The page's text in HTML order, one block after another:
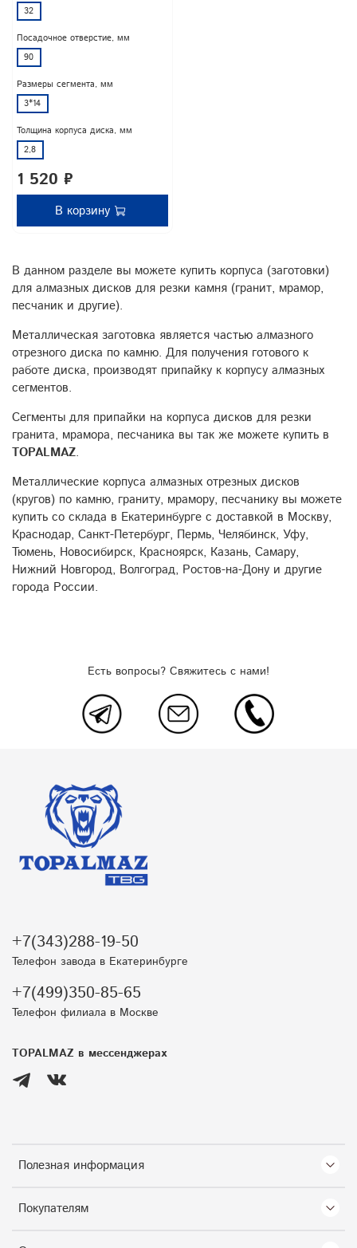
32
Посадочное отверстие, мм
90
Размеры сегмента, мм
3*14
Толщина корпуса диска, мм
2,8
1 520 ₽
В корзину
В данном разделе вы можете купить корпуса (заготовки)
для алмазных дисков для резки камня (гранит, мрамор,
песчаник и другие).
Металлическая заготовка является частью алмазного
отрезного диска по камню. Для получения готового к
работе диска, производят припайку к корпусу алмазных
сегментов.
Сегменты для припайки на корпуса дисков для резки
гранита, мрамора, песчаника вы так же можете купить в
TOPALMAZ.
Металлические корпуса алмазных отрезных дисков
(кругов) по камню, граниту, мрамору, песчанику вы можете
купить со склада в Екатеринбурге с доставкой в Москву,
Краснодар, Санкт-Петербург, Пермь, Челябинск, Уфу,
Тюмень, Новосибирск, Красноярск, Казань, Самару,
Нижний Новгород, Волгоград, Ростов-на-Дону и другие
города России.
Есть вопросы? Свяжитесь с нами!
Полезная информация
Покупателям
+7(343)288-19-50
Телефон завода в Екатеринбурге
+7(499)350-85-65
Телефон филиала в Москве
TOPALMAZ в мессенджерах